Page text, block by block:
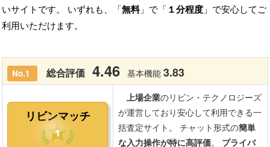
いサイトです。 いずれも、「無料」で「 １分程度 」で安心してご
利用いただけます。